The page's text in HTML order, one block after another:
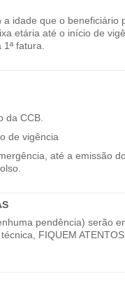
idade que o beneficiário
etária até o início de
fatura.
da CCB.
de vigência
até a emissão
pendência) serão
FIQUEM